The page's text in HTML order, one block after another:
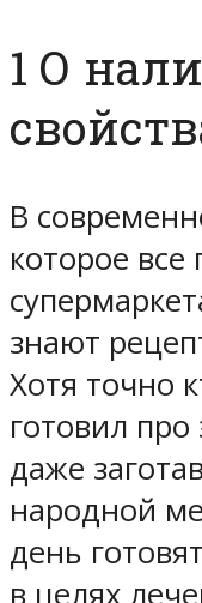
1 О
В
которое все
знают
Хотя точно
готовил
даже
народной
день
в целях